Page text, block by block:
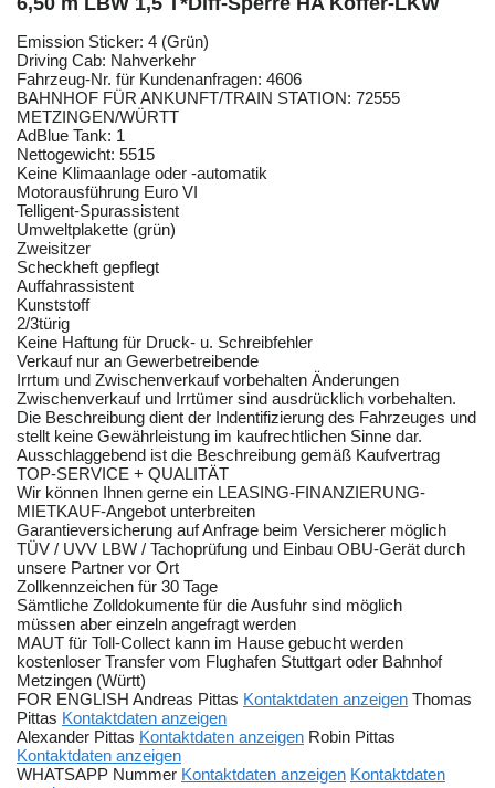
Emission Sticker: 4 (Grün)
Driving Cab: Nahverkehr
Fahrzeug-Nr. für Kundenanfragen: 4606
BAHNHOF FÜR ANKUNFT/TRAIN STATION: 72555
METZINGEN/WÜRTT
AdBlue Tank: 1
Nettogewicht: 5515
Keine Klimaanlage oder -automatik
Motorausführung Euro VI
Telligent-Spurassistent
Umweltplakette (grün)
Zweisitzer
Scheckheft gepflegt
Auffahrassistent
Kunststoff
2/3türig
Keine Haftung für Druck- u. Schreibfehler
Verkauf nur an Gewerbetreibende
Irrtum und Zwischenverkauf vorbehalten Änderungen
Zwischenverkauf und Irrtümer sind ausdrücklich vorbehalten.
Die Beschreibung dient der Indentifizierung des Fahrzeuges und
stellt keine Gewährleistung im kaufrechtlichen Sinne dar.
Ausschlaggebend ist die Beschreibung gemäß Kaufvertrag
TOP-SERVICE + QUALITÄT
Wir können Ihnen gerne ein LEASING-FINANZIERUNG-
MIETKAUF-Angebot unterbreiten
Garantieversicherung auf Anfrage beim Versicherer möglich
TÜV / UVV LBW / Tachoprüfung und Einbau OBU-Gerät durch
unsere Partner vor Ort
Zollkennzeichen für 30 Tage
Sämtliche Zolldokumente für die Ausfuhr sind möglich
müssen aber einzeln angefragt werden
MAUT für Toll-Collect kann im Hause gebucht werden
kostenloser Transfer vom Flughafen Stuttgart oder Bahnhof
Metzingen (Württ)
FOR ENGLISH Andreas Pittas Kontaktdaten anzeigen Thomas
Pittas Kontaktdaten anzeigen
Alexander Pittas Kontaktdaten anzeigen Robin Pittas
Kontaktdaten anzeigen
WHATSAPP Nummer Kontaktdaten anzeigen Kontaktdaten